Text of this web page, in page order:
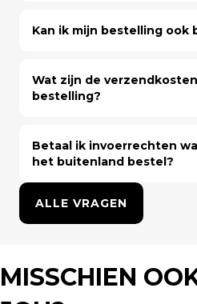
Kan ik mijn bestelling ook
Wat zijn de
bestelling?
Betaal ik invoerrechten
het buitenland bestel?
ALLE VRAGEN
MISSCHIEN